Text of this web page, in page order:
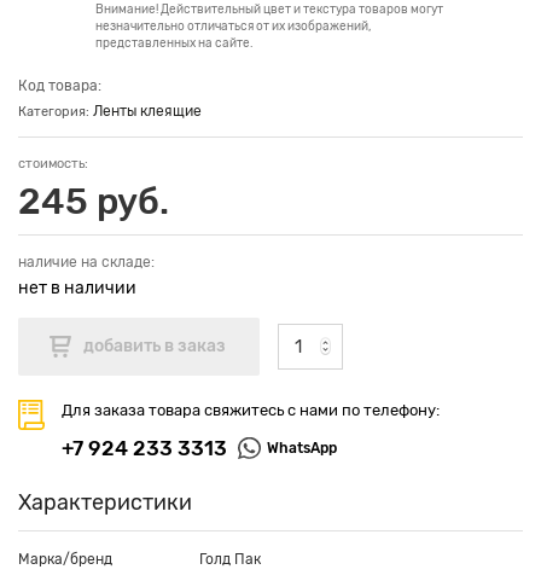
Внимание! Действительный цвет и текстура товаров могут
незначительно отличаться от их изображений,
представленных на сайте.
Код товара:
Категория: Ленты клеящие
стоимость:
245 руб.
наличие на складе:
нет в наличии
Для заказа товара свяжитесь с нами по телефону:
+7 924 233 3313 WhatsApp
Характеристики
Марка/бренд
Голд Пак